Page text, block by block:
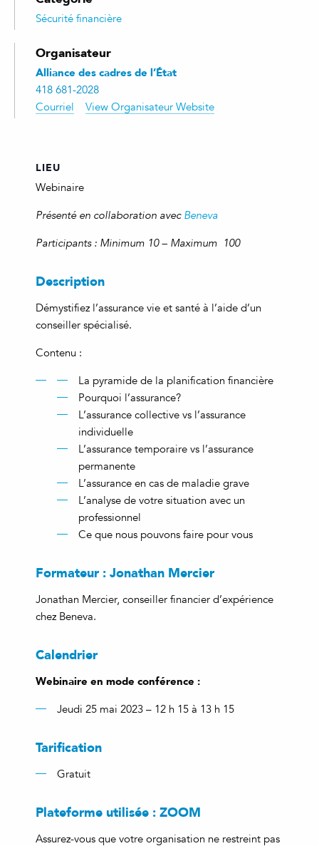
Sécurité financière
Organisateur
Alliance des cadres de l’État
418 681-2028
Courriel
View Organisateur Website
LIEU
Webinaire
Présenté en collaboration avec Beneva
Participants : Minimum 10 – Maximum 100
Description
Démystifiez l’assurance vie et santé à l’aide d’un
conseiller spécialisé.
Contenu :
La pyramide de la planification financière
Pourquoi l’assurance?
L’assurance collective vs l’assurance
individuelle
L’assurance temporaire vs l’assurance
permanente
L’assurance en cas de maladie grave
L’analyse de votre situation avec un
professionnel
Ce que nous pouvons faire pour vous
Formateur : Jonathan Mercier
Jonathan Mercier, conseiller financier d’expérience
chez Beneva.
Calendrier
Webinaire en mode conférence :
Jeudi 25 mai 2023 – 12 h 15 à 13 h 15
Tarification
Gratuit
Plateforme utilisée : ZOOM
Assurez-vous que votre organisation ne restreint pas